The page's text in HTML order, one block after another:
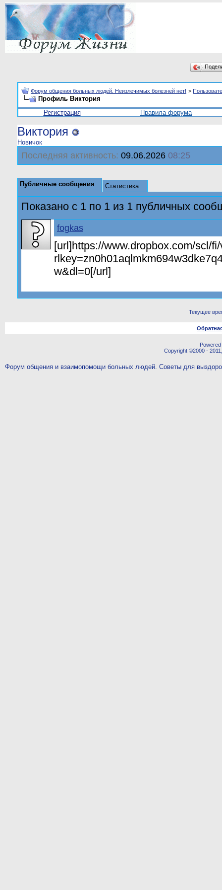
Форум общения больных людей. Неизлечимых болезней нет! >
Профиль Bиктория
Регистрация
Правила форума
Bиктория
Новичок
Последняя активность: 09.06.2026 08:25
Публичные сообщения Статистика
Показано с 1 по 1 из 1 публичных
fogkas
[url]https://www.dropbox.com/scl/
w&dl=0[/url]
Текущее
Copyright ©2000 -
Форум общения и взаимопомощи больных людей. Советы для